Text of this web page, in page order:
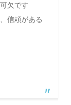
欠です
信頼がある